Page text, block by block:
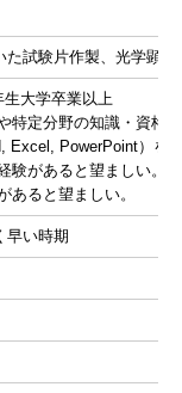
た試験片作製、光学顕
大学卒業以上
特定分野の知識・資
Excel, PowerPoint）
経験があると望ましい
あると望ましい。
早い時期